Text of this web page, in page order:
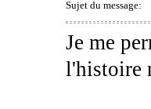
Sujet du message:
Je me
l'histoire